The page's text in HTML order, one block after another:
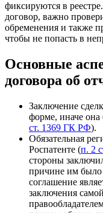
фиксируются в
договор, важно
обременения и также
чтобы не попасть в
Основные
договора об
Заключение
форме, иначе она
ст. 1369 ГК РФ).
Обязательная
Роспатенте (п. 2
стороны
причине им было
соглашение
заключения